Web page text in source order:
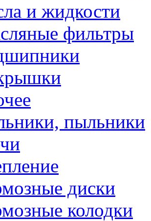
и жидкости
фильтры
пыльники
диски
колодки